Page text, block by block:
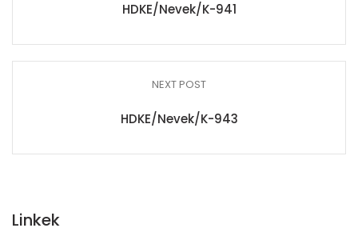
HDKE/Nevek/K-941
NEXT POST
HDKE/Nevek/K-943
Linkek